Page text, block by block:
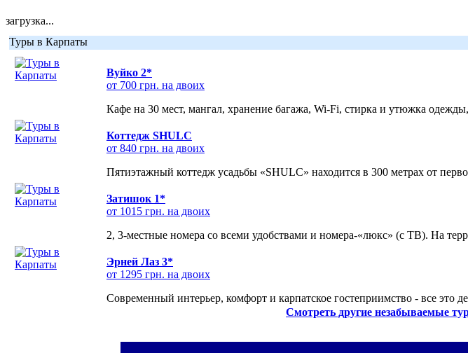
загрузка...
Туры в Карпаты
Вуйко 2*
от 700 грн. на двоих
Кафе на 30 мест, мангал, хранение багажа, Wi-Fi, стирка и утюжка одежды,
Коттедж SHULC
от 840 грн. на двоих
Пятиэтажный коттедж усадьбы «SHULC» находится в 300 метрах от
Затишок 1*
от 1015 грн. на двоих
2, 3-местные номера со всеми удобствами и номера-«люкс» (с ТВ). На
Эрней Лаз 3*
от 1295 грн. на двоих
Современный интерьер, комфорт и карпатское гостеприимство - все это
Смотреть другие незабываемые